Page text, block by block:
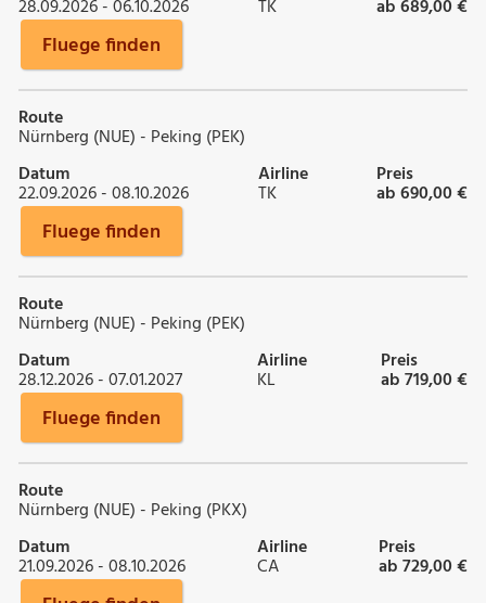
28.09.2026 - 06.10.2026 TK ab 689,00 €
Fluege finden
Route
Nürnberg (NUE) - Peking (PEK)
Datum
22.09.2026 - 08.10.2026
Airline
TK
Preis
ab 690,00 €
Fluege finden
Route
Nürnberg (NUE) - Peking (PEK)
Datum
28.12.2026 - 07.01.2027
Airline
KL
Preis
ab 719,00 €
Fluege finden
Route
Nürnberg (NUE) - Peking (PKX)
Datum
21.09.2026 - 08.10.2026
Airline
CA
Preis
ab 729,00 €